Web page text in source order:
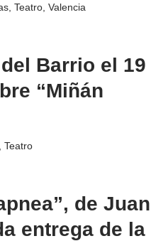
Teatro Valencia
Barrio el 19
“Miñán
Teatro
de Juan
entrega de la